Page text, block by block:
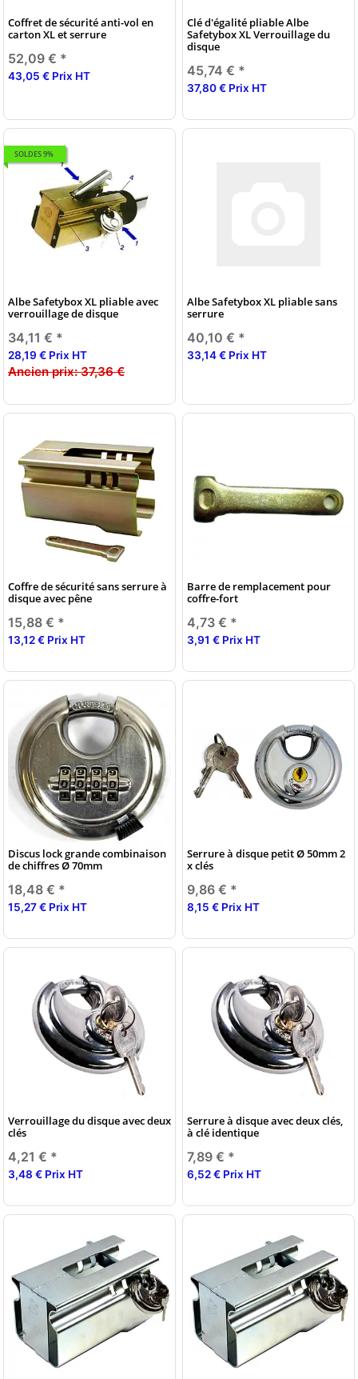
Coffret de sécurité anti-vol en
carton XL et serrure
52,09 € *
43,05 € Prix HT
Clé d'égalité pliable Albe
Safetybox XL Verrouillage du
disque
45,74 € *
37,80 € Prix HT
SOLDES 9%
Albe Safetybox XL pliable avec
verrouillage de disque
34,11 € *
28,19 € Prix HT
Ancien prix:37,36 €
Albe Safetybox XL pliable sans
serrure
40,10 € *
33,14 € Prix HT
Coffre de sécurité sans serrure à
disque avec pêne
15,88 € *
13,12 € Prix HT
Barre de remplacement pour
coffre-fort
4,73 € *
3,91 € Prix HT
Discus lock grande combinaison
de chiffres Ø 70mm
18,48 € *
15,27 € Prix HT
Serrure à disque petit Ø 50mm 2
x clés
9,86 € *
8,15 € Prix HT
Verrouillage du disque avec deux
clés
4,21 € *
3,48 € Prix HT
Serrure à disque avec deux clés,
à clé identique
7,89 € *
6,52 € Prix HT